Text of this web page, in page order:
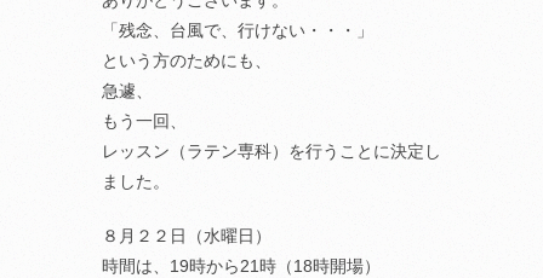
「残念、台風で、行けない・・・」
という方のためにも、
急遽、
もう一回、
レッスン（ラテン専科）を行うことに決定し
ました。
８月２２日（水曜日）
時間は、19時から21時（18時開場）